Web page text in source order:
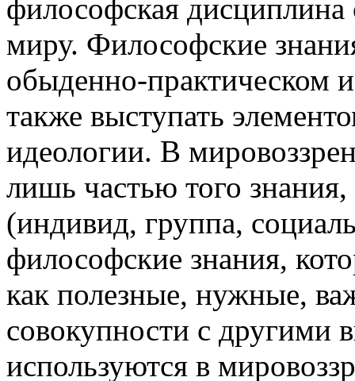
философская
миру. Философские
обыденно-практическом
также выступать
идеологии. В
лишь частью того
(индивид, группа,
философские знания,
как полезные, нужные,
совокупности с другими
используются в